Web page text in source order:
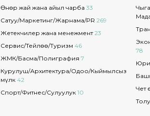
Өнөр жай жана айыл чарба 33
Сатуу/Маркетинг/Жарнама/PR 269
Жетекчилер жана менежмент23
Сервис/Тейлөө/Туризм 46
ЖМК/Басма/Полиграфия 7
Курулуш/Архитектура/Оңдоо/Кыймылсыз
мүлк 42
Спорт/Фитнес/Сулуулук 10
78
Чет